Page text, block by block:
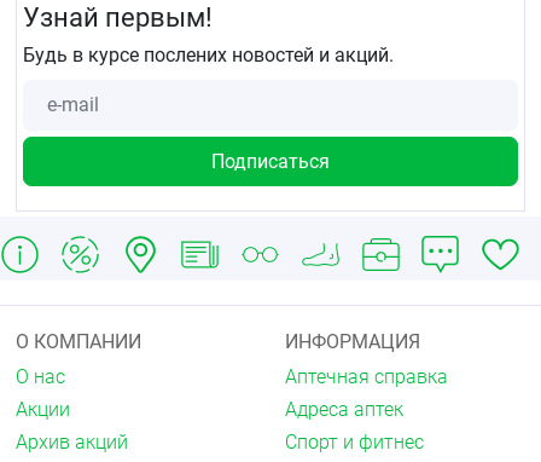
Узнай первым!
Будь в курсе послених новостей и акций.
О КОМПАНИИ
О нас
Акции
Архив акций
ИНФОРМАЦИЯ
Аптечная справка
Адреса аптек
Спорт и фитнес